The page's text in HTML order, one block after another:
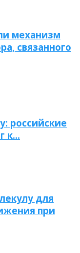
механизм
связанного
российские
к…
для
при